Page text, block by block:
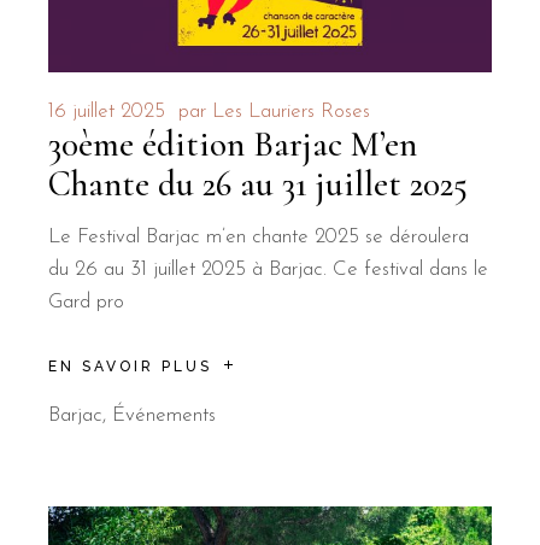
16 juillet 2025 par Les Lauriers Roses
30ème édition Barjac M’en
Chante du 26 au 31 juillet 2025
Le Festival Barjac m’en chante 2025 se déroulera
du 26 au 31 juillet 2025 à Barjac. Ce festival dans le
Gard pro
EN SAVOIR PLUS
Barjac, Événements